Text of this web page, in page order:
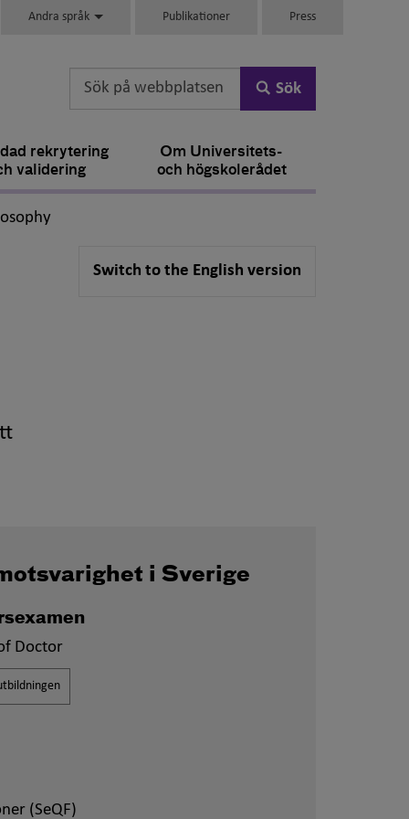
Andra språk Publikationer Press
Sök
rekrytering
validering
Om Universitets-
och högskolerådet
Switch to the English version
i Sverige
Doctor
(SeQF)